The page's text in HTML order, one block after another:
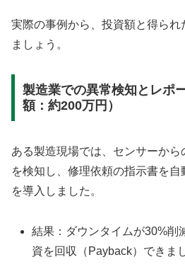
実際の事例から、投資額と得られ
ましょう。
製造業での異常検知とレポ
額：約200万円）
ある製造現場では、センサーか
を検知し、修理依頼の指示書を自
を導入しました。
結果：ダウンタイムが30%削
資を回収（Payback）できま